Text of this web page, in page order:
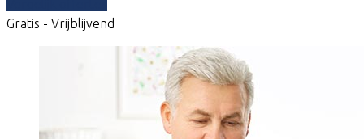
Gratis - Vrijblijvend